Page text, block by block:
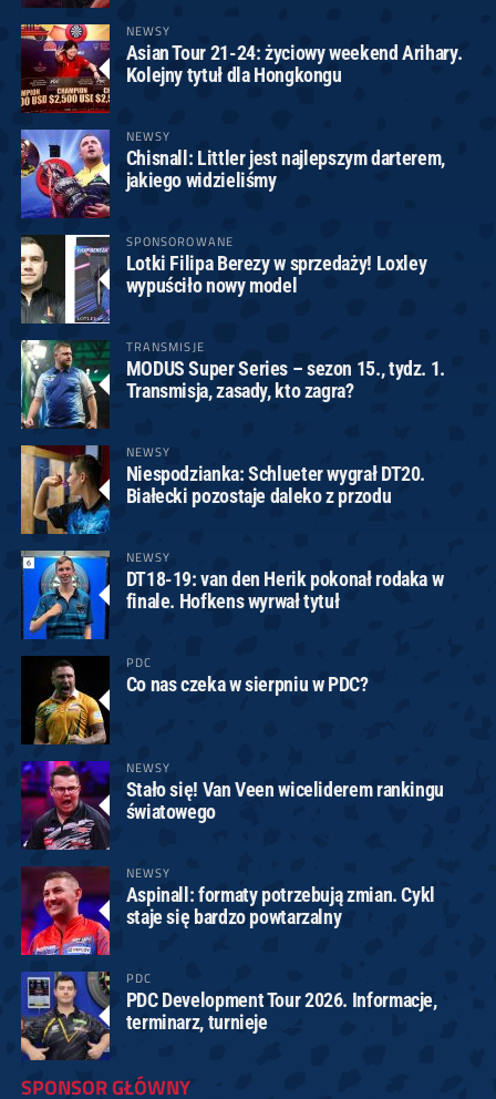
NEWSY
Asian Tour 21-24: życiowy weekend Arihary.
Kolejny tytuł dla Hongkongu
NEWSY
Chisnall: Littler jest najlepszym darterem,
jakiego widzieliśmy
SPONSOROWANE
Lotki Filipa Berezy w sprzedaży! Loxley
wypuściło nowy model
TRANSMISJE
MODUS Super Series – sezon 15., tydz. 1.
Transmisja, zasady, kto zagra?
NEWSY
Niespodzianka: Schlueter wygrał DT20.
Białecki pozostaje daleko z przodu
NEWSY
DT18-19: van den Herik pokonał rodaka w
finale. Hofkens wyrwał tytuł
PDC
Co nas czeka w sierpniu w PDC?
NEWSY
Stało się! Van Veen wiceliderem rankingu
światowego
NEWSY
Aspinall: formaty potrzebują zmian. Cykl
staje się bardzo powtarzalny
PDC
PDC Development Tour 2026. Informacje,
terminarz, turnieje
SPONSOR GŁÓWNY